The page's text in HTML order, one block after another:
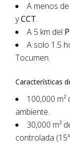
A menos
yCCT.
A 5 km del
A solo 1.5
Tocumen.
Características
100,000
ambiente.
30,000 m²
controlada